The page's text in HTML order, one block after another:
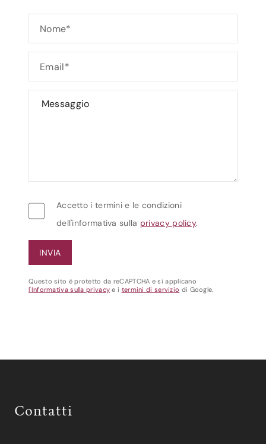
Accetto i termini e le condizioni
dell'informativa sulla privacy policy.
Questo sito è protetto da reCAPTCHA e si applicano
l'Informativa sulla privacy e i termini di servizio di Google.
Contatti